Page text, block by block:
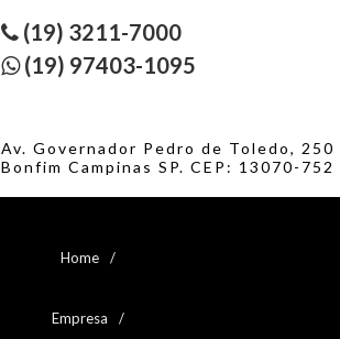
(19) 3211-7000
(19) 97403-1095
Av. Governador Pedro de Toledo, 250
Bonfim Campinas SP. CEP: 13070-752
Home
Empresa